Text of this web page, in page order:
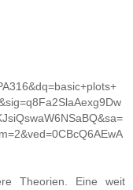
Theorien. Eine weit